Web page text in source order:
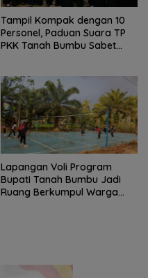
Tampil Kompak dengan 10
Personel, Paduan Suara TP
PKK Tanah Bumbu Sabet
Lapangan Voli Program
Bupati Tanah Bumbu Jadi
Ruang Berkumpul Warga